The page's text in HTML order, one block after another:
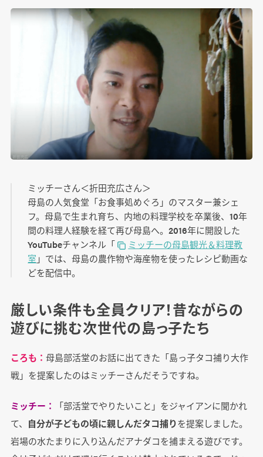
ミッチーさん＜折田充広さん＞
母島の人気食堂「お食事処めぐろ」のマスター兼シェ
フ。母島で生まれ育ち、内地の料理学校を卒業後、10年
間の料理人経験を経て再び母島へ。2016年に開設した
YouTubeチャンネル「
ミッチーの母島観光＆料理教
室 」では、母島の農作物や海産物を使ったレシピ動画な
どを配信中。
厳しい条件も全員クリア！昔ながらの
遊びに挑む次世代の島っ子たち
ころも： 母島部活堂のお話に出てきた「島っ子タコ捕り大作
戦」を提案したのはミッチーさんだそうですね。
ミッチー：
「部活堂でやりたいこと」をジャイアンに聞かれ
て、 自分が子どもの頃に親しんだタコ捕りを提案しました。
岩場の水たまりに入り込んだアナダコを捕まえる遊びです。